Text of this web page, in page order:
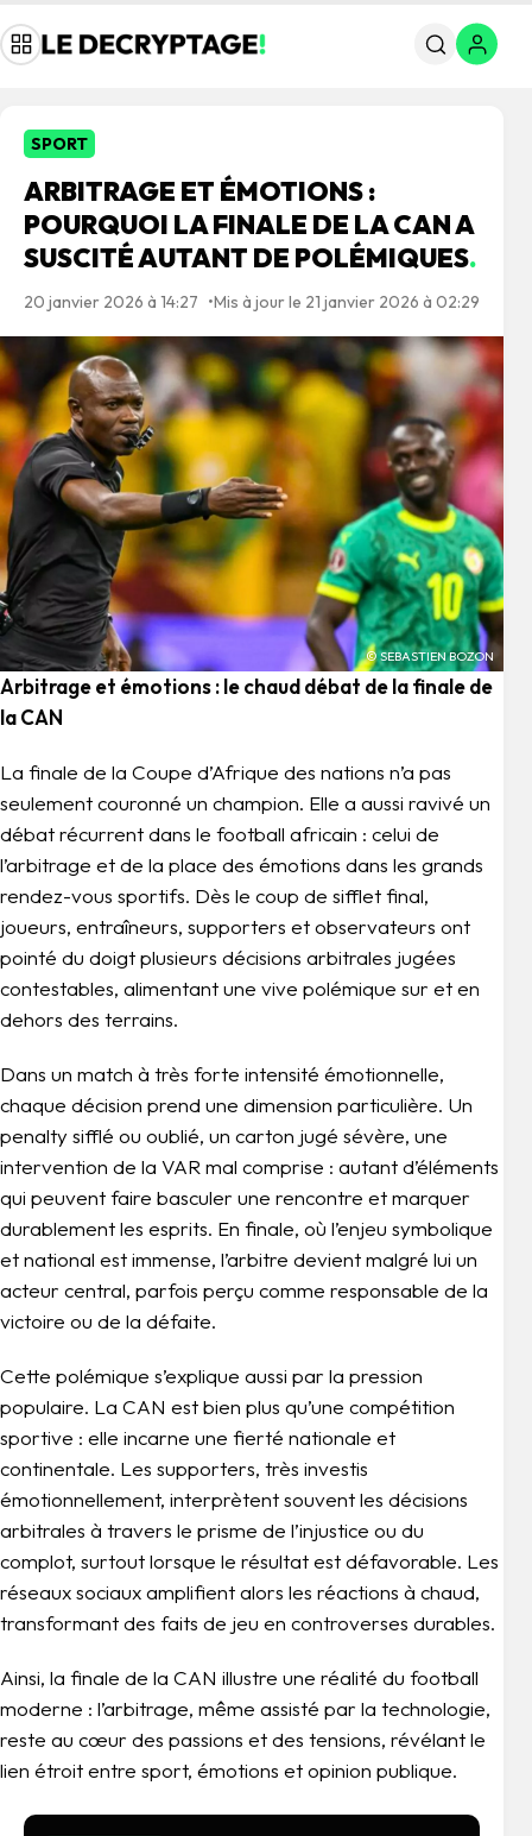
SPORT
ARBITRAGE ET ÉMOTIONS :
POURQUOI LA FINALE DE LA CAN A
SUSCITÉ AUTANT DE POLÉMIQUES.
20 janvier 2026 à 14:27 Mis à jour le 21 janvier 2026 à 02:29
© SEBASTIEN BOZON
Arbitrage et émotions : le chaud débat de la finale de
la CAN
La finale de la Coupe d’Afrique des nations n’a pas
seulement couronné un champion. Elle a aussi ravivé un
débat récurrent dans le football africain : celui de
l’arbitrage et de la place des émotions dans les grands
rendez-vous sportifs. Dès le coup de sifflet final,
joueurs, entraîneurs, supporters et observateurs ont
pointé du doigt plusieurs décisions arbitrales jugées
contestables, alimentant une vive polémique sur et en
dehors des terrains.
Dans un match à très forte intensité émotionnelle,
chaque décision prend une dimension particulière. Un
penalty sifflé ou oublié, un carton jugé sévère, une
intervention de la VAR mal comprise : autant d’éléments
qui peuvent faire basculer une rencontre et marquer
durablement les esprits. En finale, où l’enjeu symbolique
et national est immense, l’arbitre devient malgré lui un
acteur central, parfois perçu comme responsable de la
victoire ou de la défaite.
Cette polémique s’explique aussi par la pression
populaire. La CAN est bien plus qu’une compétition
sportive : elle incarne une fierté nationale et
continentale. Les supporters, très investis
émotionnellement, interprètent souvent les décisions
arbitrales à travers le prisme de l’injustice ou du
complot, surtout lorsque le résultat est défavorable. Les
réseaux sociaux amplifient alors les réactions à chaud,
transformant des faits de jeu en controverses durables.
Ainsi, la finale de la CAN illustre une réalité du football
moderne : l’arbitrage, même assisté par la technologie,
reste au cœur des passions et des tensions, révélant le
lien étroit entre sport, émotions et opinion publique.